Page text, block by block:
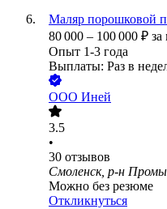
Маляр порошковой
80 000 – 100 000 ₽ за
Опыт 1-3 года
Выплаты: Раз в
ООО Иней
3.5
•
30 отзывов
Смоленск, р-н
Можно без резюме
Откликнуться